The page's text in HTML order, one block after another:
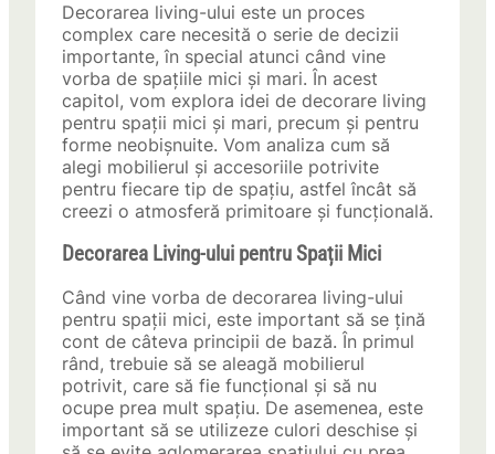
Decorarea living-ului este un proces
complex care necesită o serie de decizii
importante, în special atunci când vine
vorba de spațiile mici și mari. În acest
capitol, vom explora idei de decorare living
pentru spații mici și mari, precum și pentru
forme neobișnuite. Vom analiza cum să
alegi mobilierul și accesoriile potrivite
pentru fiecare tip de spațiu, astfel încât să
creezi o atmosferă primitoare și funcțională.
Decorarea Living-ului pentru Spații Mici
Când vine vorba de decorarea living-ului
pentru spații mici, este important să se țină
cont de câteva principii de bază. În primul
rând, trebuie să se aleagă mobilierul
potrivit, care să fie funcțional și să nu
ocupe prea mult spațiu. De asemenea, este
important să se utilizeze culori deschise și